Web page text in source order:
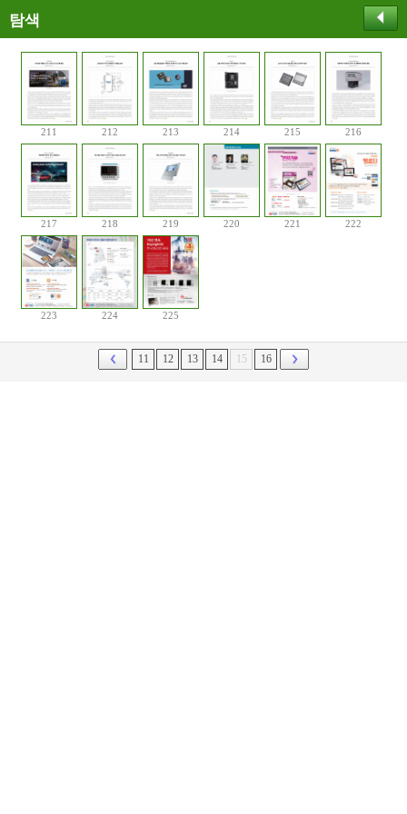
탐색
211 212 213 214 215 216
217 218 219 220 221 222
223 224 225
11 12 13 14 15 16